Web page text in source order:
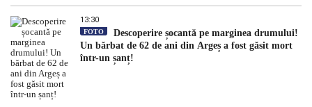
13:30
FOTO
Descoperire șocantă pe marginea drumului!
Un bărbat de 62 de ani din Argeș a fost găsit mort
într-un șanț!